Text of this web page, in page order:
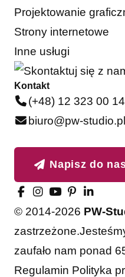
Projektowanie
Strony internetowe
Inne usługi
Kontakt
(+48) 12 323 00 14
biuro@pw-studio.pl
Napisz do
© 2014-2026 PW-
zastrzeżone.
zaufało nam ponad
Regulamin Polityka